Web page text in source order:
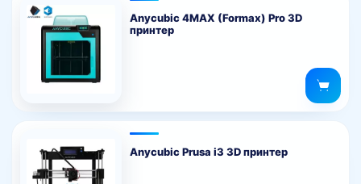
Anycubic 4MAX (Formax) Pro 3D
принтер
Anycubic Prusa i3 3D принтер